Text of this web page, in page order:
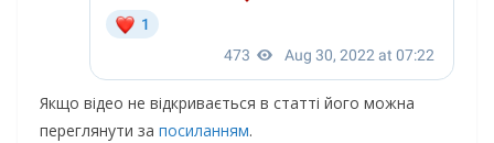
Якщо відео не відкривається в статті його можна
переглянути за посиланням.